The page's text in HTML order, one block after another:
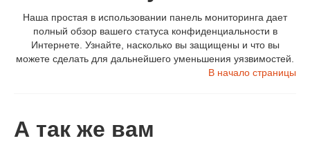
Наша простая в использовании панель мониторинга дает
полный обзор вашего статуса конфиденциальности в
Интернете. Узнайте, насколько вы защищены и что вы
можете сделать для дальнейшего уменьшения уязвимостей.
В начало страницы
А так же вам